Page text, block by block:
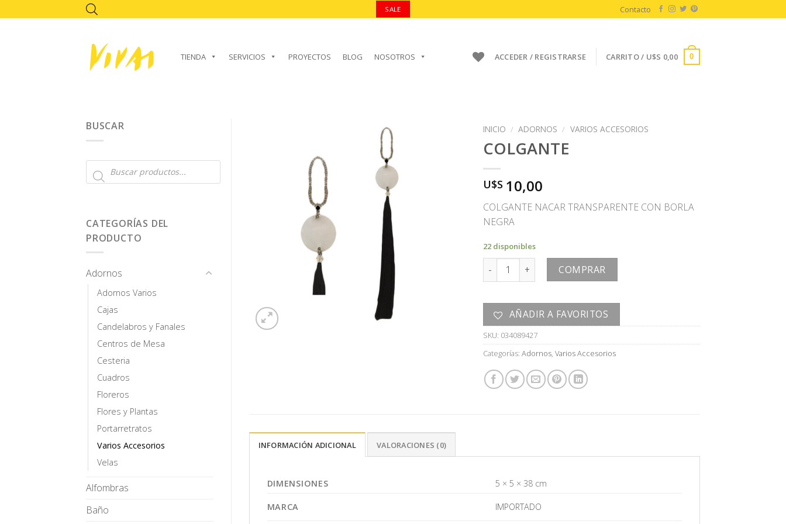
to
SALE Contacto
TIENDA SERVICIOS PROYECTOS BLOG NOSOTROS ACCEDER / REGISTRARSE CARRITO / U$S 0,00 0
BUSCAR
Búsqueda
de
CATEGORÍAS DEL
PRODUCTO
Adornos
Adornos Varios
Cajas
Candelabros y Fanales
Centros de Mesa
Cesteria
Cuadros
Floreros
Flores y Plantas
Portarretratos
Varios Accesorios
Velas
Alfombras
Baño
INICIO / ADORNOS / VARIOS ACCESORIOS
COLGANTE
U$S 10,00
COLGANTE NACAR TRANSPARENTE CON BORLA
NEGRA
22 disponibles
COLGANTE cantidadCOMPRAR
AÑADIR A FAVORITOS
SKU: 034089427
Categorías:Adornos,Varios Accesorios
INFORMACIÓN ADICIONAL VALORACIONES (0)
DIMENSIONES 5 × 5 × 38 cm
MARCA IMPORTADO